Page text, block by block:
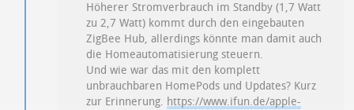
Höherer Stromverbrauch im Standby (1,7 Watt
zu 2,7 Watt) kommt durch den eingebauten
ZigBee Hub, allerdings könnte man damit auch
die Homeautomatisierung steuern.
Und wie war das mit den komplett
unbrauchbaren HomePods und Updates? Kurz
zur Erinnerung. https://www.ifun.de/apple-